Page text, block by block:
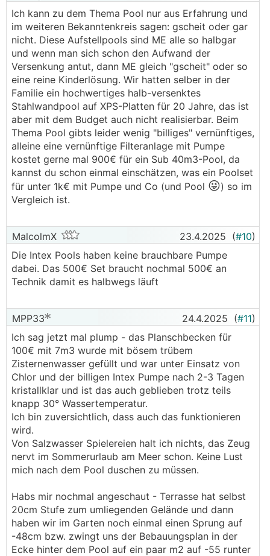
Ich kann zu dem Thema Pool nur aus Erfahrung und
im weiteren Bekanntenkreis sagen: gscheit oder gar
nicht. Diese Aufstellpools sind ME alle so halbgar
und wenn man sich schon den Aufwand der
Versenkung antut, dann ME gleich "gscheit" oder so
eine reine Kinderlösung. Wir hatten selber in der
Familie ein hochwertiges halb-versenktes
Stahlwandpool auf XPS-Platten für 20 Jahre, das ist
aber mit dem Budget auch nicht realisierbar. Beim
Thema Pool gibts leider wenig "billiges" vernünftiges,
alleine eine vernünftige Filteranlage mit Pumpe
kostet gerne mal 900€ für ein Sub 40m3-Pool, da
kannst du schon einmal einschätzen, was ein Poolset
für unter 1k€ mit Pumpe und Co (und Pool 😜) so im
Vergleich ist.
MalcolmX 23.4.2025 (#10)
Die Intex Pools haben keine brauchbare Pumpe
dabei. Das 500€ Set braucht nochmal 500€ an
Technik damit es halbwegs läuft
MPP33 24.4.2025 (#11)
Ich sag jetzt mal plump - das Planschbecken für
100€ mit 7m3 wurde mit bösem trübem
Zisternenwasser gefüllt und war unter Einsatz von
Chlor und der billigen Intex Pumpe nach 2-3 Tagen
kristallklar und ist das auch geblieben trotz teils
knapp 30° Wassertemperatur.
Ich bin zuversichtlich, dass auch das funktionieren
wird.
Von Salzwasser Spielereien halt ich nichts, das Zeug
nervt im Sommerurlaub am Meer schon. Keine Lust
mich nach dem Pool duschen zu müssen.
Habs mir nochmal angeschaut - Terrasse hat selbst
20cm Stufe zum umliegenden Gelände und dann
haben wir im Garten noch einmal einen Sprung auf
-48cm bzw. zwingt uns der Bebauungsplan in der
Ecke hinter dem Pool auf ein paar m2 auf -55 runter